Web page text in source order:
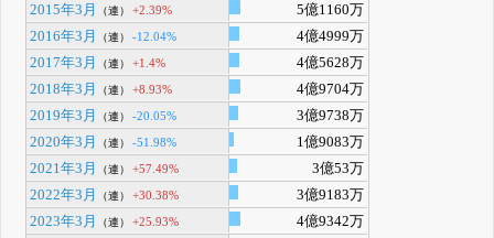
2015年3月
（連） +2.39%
5億1160万
2016年3月
（連） -12.04%
4億4999万
2017年3月
（連） +1.4%
4億5628万
2018年3月
（連） +8.93%
4億9704万
2019年3月
（連） -20.05%
3億9738万
2020年3月
（連） -51.98%
1億9083万
2021年3月
（連） +57.49%
3億53万
2022年3月
（連） +30.38%
3億9183万
2023年3月
（連） +25.93%
4億9342万